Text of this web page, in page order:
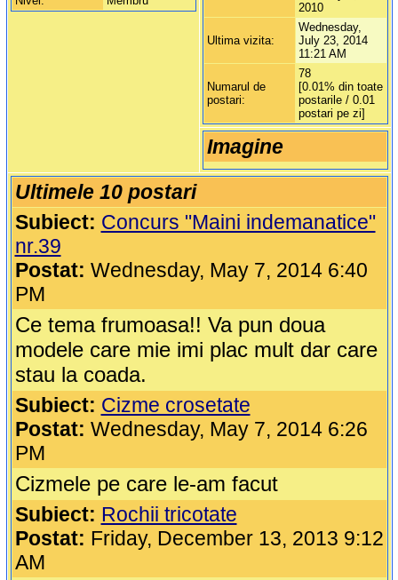
2010
Ultima vizita:
Wednesday,
July 23, 2014
11:21 AM
Numarul de
postari:
78
[0.01% din toate
postarile / 0.01
postari pe zi]
Imagine
Ultimele 10 postari
Subiect: Concurs "Maini indemanatice"
nr.39
Postat: Wednesday, May 7, 2014 6:40
PM
Ce tema frumoasa!! Va pun doua
modele care mie imi plac mult dar care
stau la coada.
Subiect: Cizme crosetate
Postat: Wednesday, May 7, 2014 6:26
PM
Cizmele pe care le-am facut
Subiect: Rochii tricotate
Postat: Friday, December 13, 2013 9:12
AM